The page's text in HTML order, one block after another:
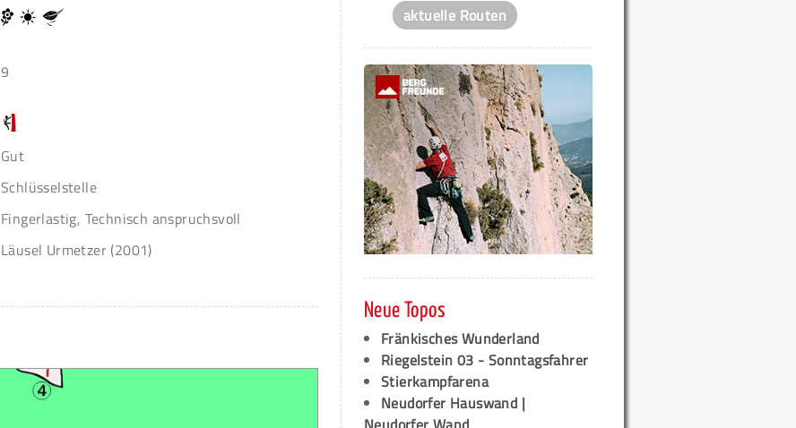
9
Gut
Schlüsselstelle
Fingerlastig, Technisch anspruchsvoll
Läusel Urmetzer (2001)
aktuelle Routen
Neue Topos
Fränkisches Wunderland
Riegelstein 03 - Sonntagsfahrer
Stierkampfarena
Neudorfer Hauswand |